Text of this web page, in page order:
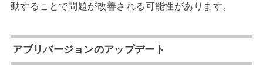
動することで問題が改善される可能性があります。
アプリバージョンのアップデート